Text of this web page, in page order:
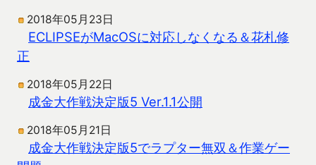
2018年05月23日
ECLIPSEがMacOSに対応しなくなる＆花札修
正
2018年05月22日
成金大作戦決定版5 Ver.1.1公開
2018年05月21日
成金大作戦決定版5でラプター無双＆作業ゲー